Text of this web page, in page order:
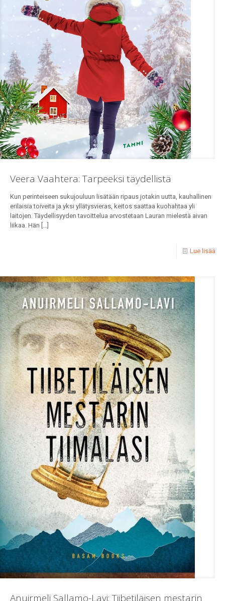
Veera Vaahtera: Tarpeeksi täydellistä
Kun perinteiseen sukujouluun lisätään ripaus jotakin uutta, kauhallinen
erilaisia toiveita ja yksi yllätysvieras, keitos saattaa kuohahtaa yli
laitojen. Täydellisyyden tavoittelua arvostetaan Lauran mielestä aivan
liikaa. Hän […]
Lue lisää
Anuirmeli Sallamo-Lavi: Tiibetiläisen mestarin